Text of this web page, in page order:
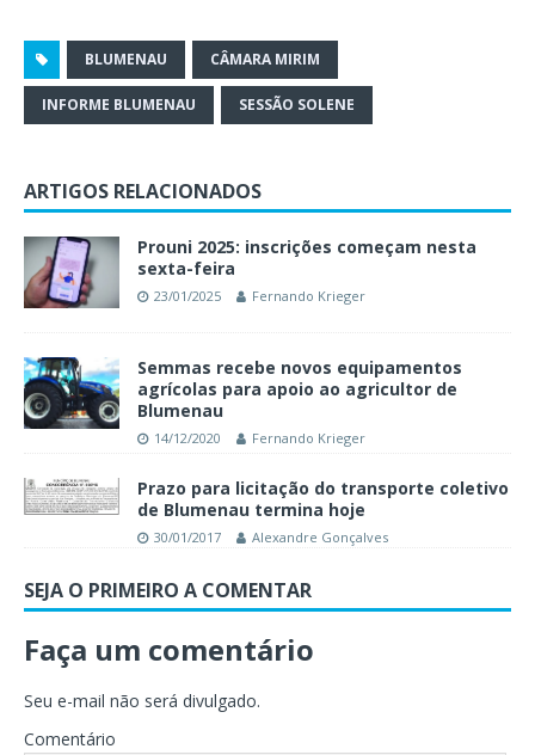
BLUMENAU CÂMARA MIRIM
INFORME BLUMENAU SESSÃO SOLENE
ARTIGOS RELACIONADOS
Prouni 2025: inscrições começam nesta
sexta-feira
23/01/2025 Fernando Krieger
Semmas recebe novos equipamentos
agrícolas para apoio ao agricultor de
Blumenau
14/12/2020 Fernando Krieger
Prazo para licitação do transporte coletivo
de Blumenau termina hoje
30/01/2017 Alexandre Gonçalves
SEJA O PRIMEIRO A COMENTAR
Faça um comentário
Seu e-mail não será divulgado.
Comentário